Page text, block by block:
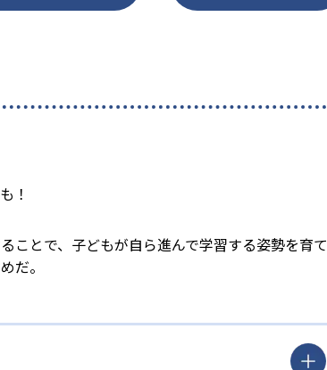
！
ことで、子どもが自ら進んで学習する姿勢を育て
だ。